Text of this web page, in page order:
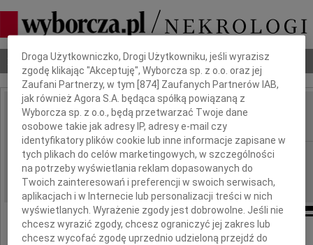
Nekrologi Odeszli Poradnik pogrzebowy
IMIĘ I NAZWISKO: Wanda Wiśniewska
REGION: Wrocław
DATA EMISJI: 07.11.2009
Dbamy o Twoją prywatność
Droga Użytkowniczko, Drogi Użytkowniku, jeśli wyrazisz
zgodę klikając "Akceptuję", Wyborcza sp. z o.o. oraz jej
Zaufani Partnerzy, w tym [874] Zaufanych Partnerów IAB,
jak również Agora S.A. będąca spółką powiązaną z
Wyborcza sp. z o.o., będą przetwarzać Twoje dane
osobowe takie jak adresy IP, adresy e-mail czy
identyfikatory plików cookie lub inne informacje zapisane w
tych plikach do celów marketingowych, w szczególności
na potrzeby wyświetlania reklam dopasowanych do
Twoich zainteresowań i preferencji w swoich serwisach,
aplikacjach i w Internecie lub personalizacji treści w nich
wyświetlanych. Wyrażenie zgody jest dobrowolne. Jeśli nie
chcesz wyrazić zgody, chcesz ograniczyć jej zakres lub
chcesz wycofać zgodę uprzednio udzieloną przejdź do